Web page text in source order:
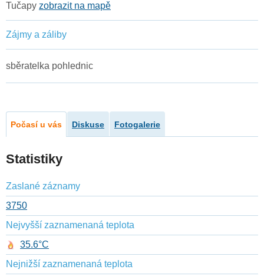
Tučapy zobrazit na mapě
Zájmy a záliby
sběratelka pohlednic
Počasí u vás Diskuse Fotogalerie
Statistiky
Zaslané záznamy
3750
Nejvyšší zaznamenaná teplota
35.6°C
Nejnižší zaznamenaná teplota